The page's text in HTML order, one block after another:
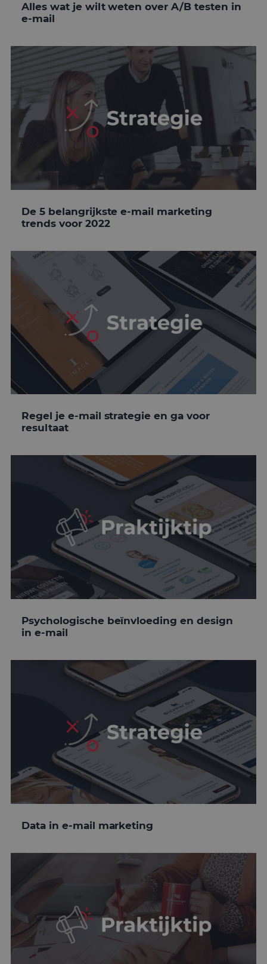
Alles wat je wilt weten over A/B testen in
e-mail
De 5 belangrijkste e-mail marketing
trends voor 2022
Regel je e-mail strategie en ga voor
resultaat
Psychologische beïnvloeding en design
in e-mail
Data in e-mail marketing